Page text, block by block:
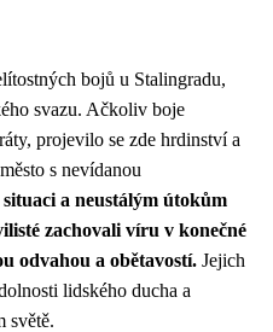
bojů u Stalingradu,
svazu. Ačkoliv boje
projevilo se zde hrdinství a
s nevídanou
a neustálým útokům
zachovali víru v konečné
odvahou a obětavostí. Jejich
lidského ducha a
světě.